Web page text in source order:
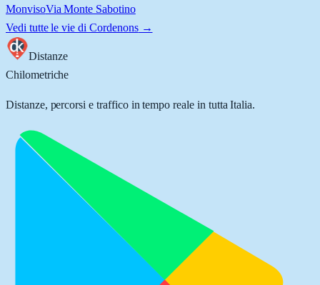
MonvisoVia Monte Sabotino
Vedi tutte le vie di Cordenons→
Distanze
Chilometriche
Distanze, percorsi e traffico in tempo reale in tutta Italia.